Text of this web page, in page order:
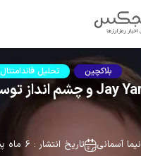
بلاکچین تحلیل فاندامنتال
نیما آسمانی تاریخ انتشار : 6 ماه پیش